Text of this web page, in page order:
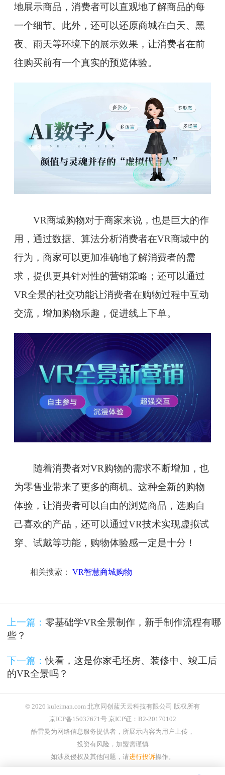
地展示商品，消费者可以直观地了解商品的每
一个细节。此外，还可以还原商城在白天、黑
夜、雨天等环境下的展示效果，让消费者在前
往购买前有一个真实的预览体验。
VR商城购物对于商家来说，也是巨大的作
用，通过数据、算法分析消费者在VR商城中的
行为，商家可以更加准确地了解消费者的需
求，提供更具针对性的营销策略；还可以通过
VR全景的社交功能让消费者在购物过程中互动
交流，增加购物乐趣，促进线上下单。
随着消费者对VR购物的需求不断增加，也
为零售业带来了更多的商机。这种全新的购物
体验，让消费者可以自由的浏览商品，选购自
己喜欢的产品，还可以通过VR技术实现虚拟试
穿、试戴等功能，购物体验感一定是十分！
相关搜索： VR智慧商城购物
上一篇： 零基础学VR全景制作，新手制作流程有哪
些？
下一篇：快看，这是你家毛坯房、装修中、竣工后
的VR全景吗？
© 2026 kuleiman.com 北京同创蓝天云科技有限公司 版权所有
京ICP备15037671号 京ICP证：B2-20170102
酷雷曼为网络信息服务提供者，所展示内容为用户上传，
投资有风险，加盟需谨慎
如涉及侵权及其他问题，请进行投诉操作。